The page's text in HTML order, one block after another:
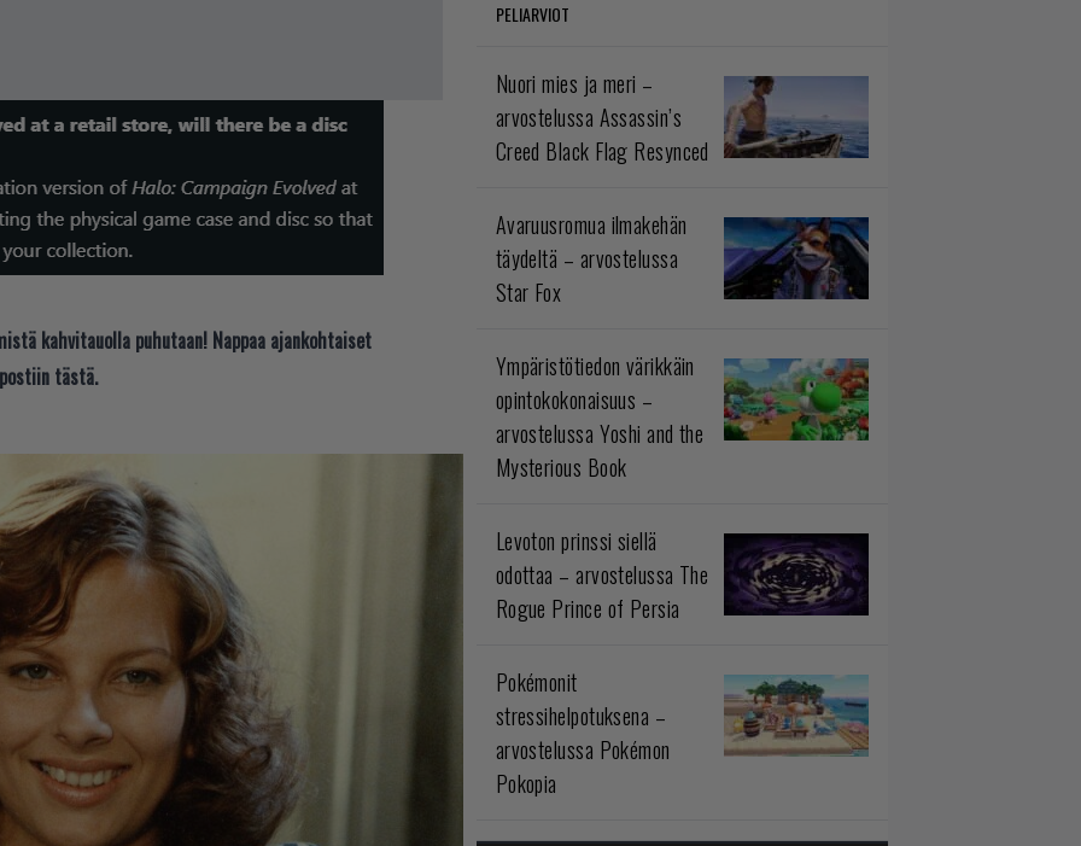
kahvitauolla puhutaan! Nappaa ajankohtaiset
tästä.
PELIARVIOT
Nuori mies ja meri –
arvostelussa Assassin’s
Creed Black Flag Resynced
Avaruusromua ilmakehän
täydeltä – arvostelussa
Star Fox
Ympäristötiedon värikkäin
opintokokonaisuus –
arvostelussa Yoshi and the
Mysterious Book
Levoton prinssi siellä
odottaa – arvostelussa The
Rogue Prince of Persia
Pokémonit
stressihelpotuksena –
arvostelussa Pokémon
Pokopia